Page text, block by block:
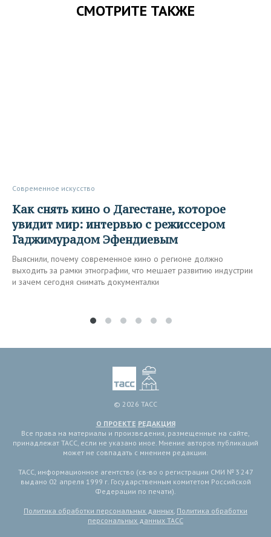
СМОТРИТЕ ТАКЖЕ
Современное искусство
Как снять кино о Дагестане, которое
увидит мир: интервью с режиссером
Гаджимурадом Эфендиевым
Выяснили, почему современное кино о регионе должно
выходить за рамки этнографии, что мешает развитию индустрии
и зачем сегодня снимать документалки
© 2026 ТАСС
О ПРОЕКТЕ РЕДАКЦИЯ
Все права на материалы и произведения, размещенные на сайте,
принадлежат ТАСС, если не указано иное. Мнение авторов публикаций
может не совпадать с мнением редакции.
ТАСС, информационное агентство (св-во о регистрации СМИ № 3 247
выдано 02 апреля 1999 г. Государственным комитетом Российской
Федерации по печати).
Политика обработки персональных данных, Политика обработки
персональных данных ТАСС